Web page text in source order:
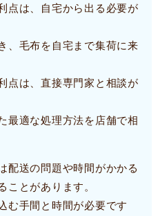
点は、自宅から出る必要が
、毛布を自宅まで集荷に来
点は、直接専門家と相談が
最適な処理方法を店舗で相
配送の問題や時間がかかる
ことがあります。
む手間と時間が必要です